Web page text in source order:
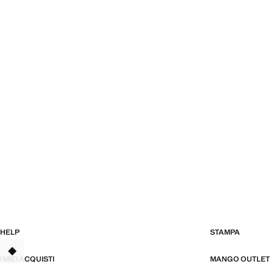
HELP STAMPA
I MIEI ACQUISTI MANGO OUTLET